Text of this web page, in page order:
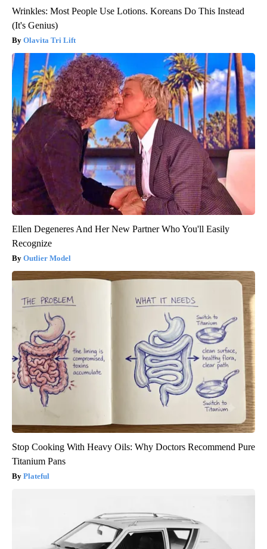
Wrinkles: Most People Use Lotions. Koreans Do This Instead
(It's Genius)
Olavita Tri Lift
Ellen Degeneres And Her New Partner Who You'll Easily
Recognize
Outlier Model
Stop Cooking With Heavy Oils: Why Doctors Recommend Pure
Titanium Pans
Plateful